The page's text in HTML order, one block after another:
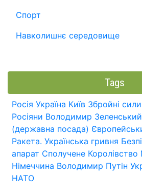
Спорт
Навколишнє середовище
Tags
Росія Україна Київ Збройні
Росіяни Володимир Зеленський
(державна посада)
Ракета. Українська гривня
апарат Сполучене Королівство
Німеччина Володимир Путін
НАТО